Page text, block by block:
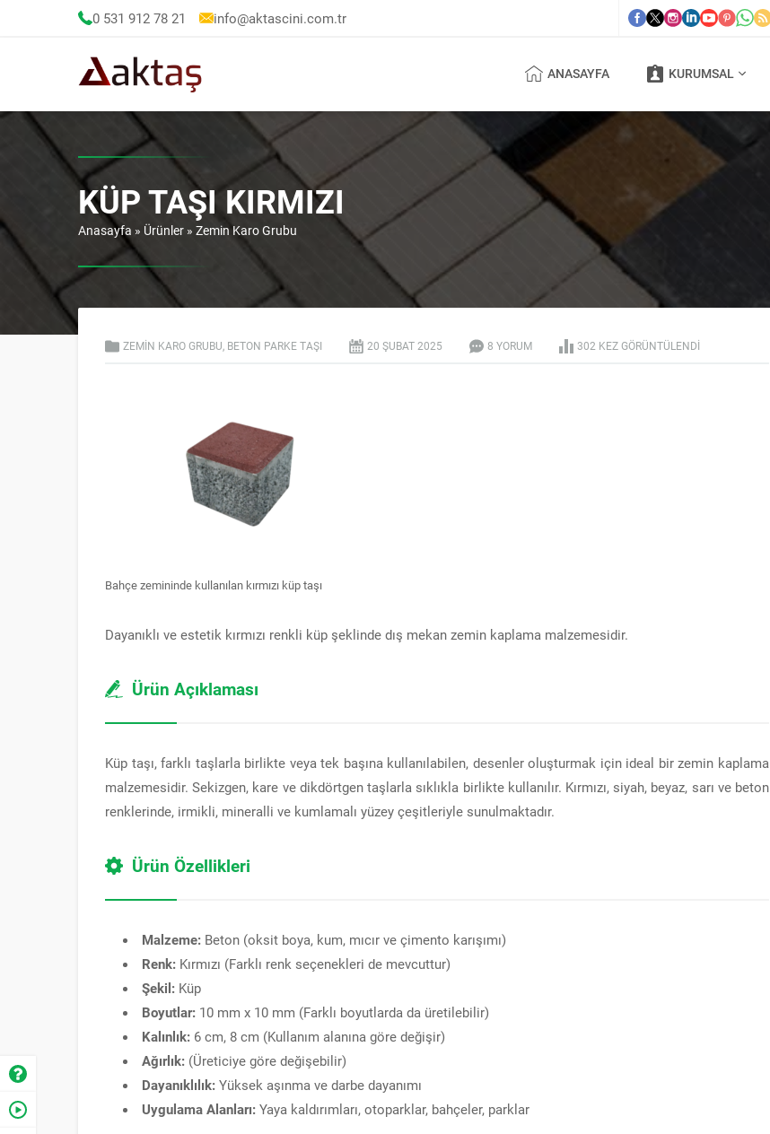
0 531 912 78 21 info@aktascini.com.tr
ANASAYFA KURUMSAL
KÜP TAŞI KIRMIZI
Anasayfa » Ürünler » Zemin Karo Grubu
ZEMIN KARO GRUBU BETON PARKE TAŞI 20 ŞUBAT2025 8 YORUM 302 KEZ GÖRÜNTÜLENDI
Bahçe zemininde kullanılan kırmızı küp taşı
Dayanıklı ve estetik kırmızı renkli küp şeklinde dış mekan zemin kaplama malzemesidir.
Ürün Açıklaması
Küp taşı, farklı taşlarla birlikte veya tek başına kullanılabilen, desenler oluşturmak için ideal bir zemin kaplama
malzemesidir. Sekizgen, kare ve dikdörtgen taşlarla sıklıkla birlikte kullanılır. Kırmızı, siyah, beyaz, sarı ve beton
renklerinde, irmikli, mineralli ve kumlamalı yüzey çeşitleriyle sunulmaktadır.
Ürün Özellikleri
Malzeme: Beton (oksit boya, kum, mıcır ve çimento karışımı)
Renk: Kırmızı (Farklı renk seçenekleri de mevcuttur)
Şekil: Küp
Boyutlar: 10 mm x 10 mm (Farklı boyutlarda da üretilebilir)
Kalınlık: 6 cm, 8 cm (Kullanım alanına göre değişir)
Ağırlık: (Üreticiye göre değişebilir)
Dayanıklılık: Yüksek aşınma ve darbe dayanımı
Uygulama Alanları: Yaya kaldırımları, otoparklar, bahçeler, parklar